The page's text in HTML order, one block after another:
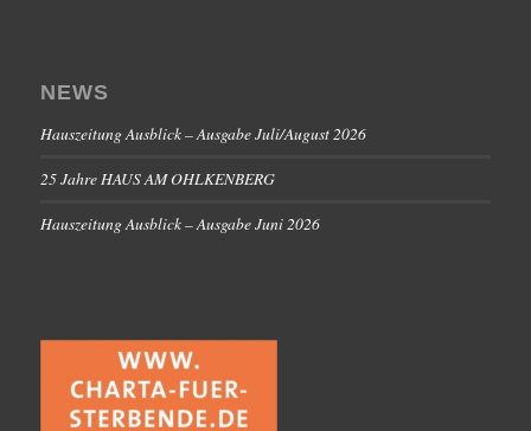
NEWS
Hauszeitung Ausblick – Ausgabe Juli/August 2026
25 Jahre HAUS AM OHLKENBERG
Hauszeitung Ausblick – Ausgabe Juni 2026